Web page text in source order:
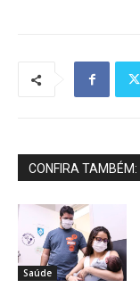
CONFIRA TAMBÉM:
Saúde